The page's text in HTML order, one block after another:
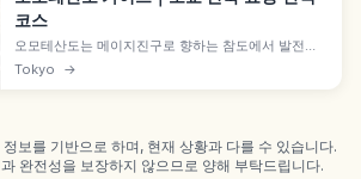
코스
오모테산도는 메이지진구로 향하는 참도에서 발전한
느티나무 가로수길로, 패션·아트·건축을 한꺼번에 즐
길 수 있는 지역입니다. 오모테산도 힐스의 도준관, 도
Tokyo →
보를 기반으로 하며, 현재 상황과 다를 수 있습니다.
완전성을 보장하지 않으므로 양해 부탁드립니다.